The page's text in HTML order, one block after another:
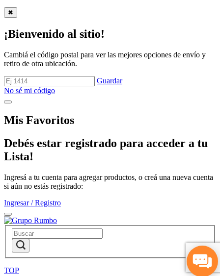
✖
¡Bienvenido al sitio!
Cambiá el código postal para ver las mejores opciones de envío y
retiro de otra ubicación.
Guardar
No sé mi código
Mis Favoritos
Debés estar registrado para acceder a tu
Lista!
Ingresá a tu cuenta para agregar productos, o creá una nueva cuenta
si aún no estás registrado:
Ingresar / Registro
TOP